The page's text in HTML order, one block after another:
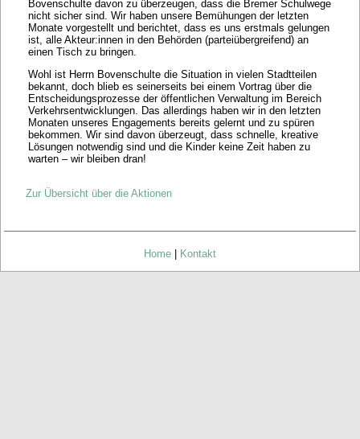
Bovenschulte davon zu überzeugen, dass die Bremer Schulwege
nicht sicher sind. Wir haben unsere Bemühungen der letzten
Monate vorgestellt und berichtet, dass es uns erstmals gelungen
ist, alle Akteur:innen in den Behörden (parteiübergreifend) an
einen Tisch zu bringen.
Wohl ist Herrn Bovenschulte die Situation in vielen Stadtteilen
bekannt, doch blieb es seinerseits bei einem Vortrag über die
Entscheidungsprozesse der öffentlichen Verwaltung im Bereich
Verkehrsentwicklungen. Das allerdings haben wir in den letzten
Monaten unseres Engagements bereits gelernt und zu spüren
bekommen. Wir sind davon überzeugt, dass schnelle, kreative
Lösungen notwendig sind und die Kinder keine Zeit haben zu
warten – wir bleiben dran!
Zur Übersicht über die Aktionen
Home Kontakt